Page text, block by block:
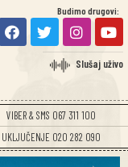
Budimo drugovi:
Slušaj uživo
VIBER & SMS 067 311 100
UKLJUČENJE 020 282 090